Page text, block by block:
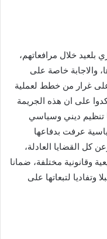
خلال مرافعاتهم،
والاجابة خاصة على
على غرار من خطط لعملية
على ان هذه الجريمة
تنظيم ديني وسياسي
عرفت بدفاعها
كل القضايا العادلة،
وقانونية مختلفة، ضمانا
لتبعاتها على